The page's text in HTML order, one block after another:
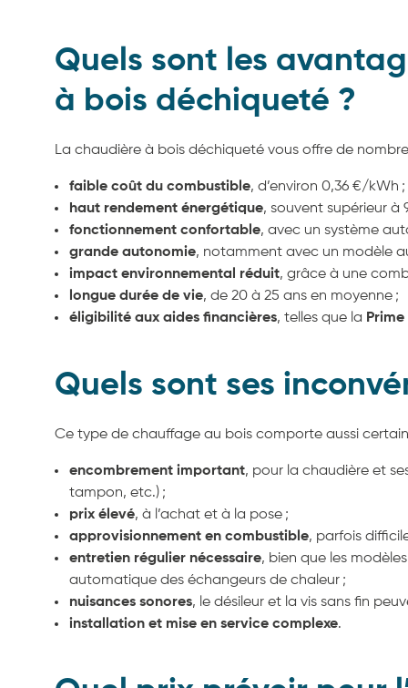
Quels sont les
à bois déchiqueté ?
La chaudière à bois déchiqueté vous offre de
faible coût du combustible, d’environ 0,36 €/kWh ;
haut rendement énergétique, souvent supérieur à
fonctionnement confortable, avec un système
grande autonomie, notamment avec un modèle
impact environnemental réduit, grâce à une
longue durée de vie, de 20 à 25 ans en moyenne ;
éligibilité aux aides financières, telles que la
Quels sont ses
Ce type de chauffage au bois comporte aussi
encombrement important, pour la chaudière et
tampon, etc.) ;
prix élevé, à l’achat et à la pose ;
approvisionnement en combustible, parfois
entretien régulier nécessaire, bien que les
automatique des échangeurs de chaleur ;
nuisances sonores, le désileur et la vis sans fin
installation et mise en service complexe.